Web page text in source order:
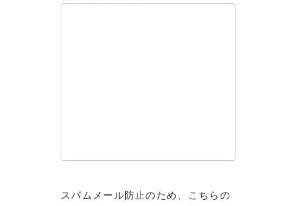
スパムメール防止のため、こちらの